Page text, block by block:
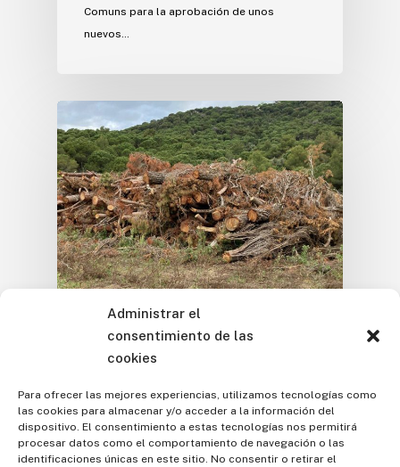
Administrar el
consentimiento de las
cookies
Para ofrecer las mejores experiencias, utilizamos tecnologías como
las cookies para almacenar y/o acceder a la información del
dispositivo. El consentimiento a estas tecnologías nos permitirá
procesar datos como el comportamiento de navegación o las
identificaciones únicas en este sitio. No consentir o retirar el
Comuns para la aprobación de unos
nuevos…
Artículos / Opinión
L'Institut en los medios
Biomasa forestal: del
monte al motor de una
transición rural y